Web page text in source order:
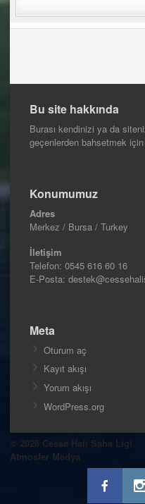
Bu site hakkında
Burası kendinizi ya da
geçenlerden bahsetmek
Konumumuz
Adres
Merkez / Bursa / Turkey
İletişim
Telefon: 0545 616 60 16
E-Posta:
Meta
Oturum aç
Kayıt akışı
Yorum akışı
WordPress.org
© 2026 Cesse Halı Saha Ligi
Atmosfer Medya